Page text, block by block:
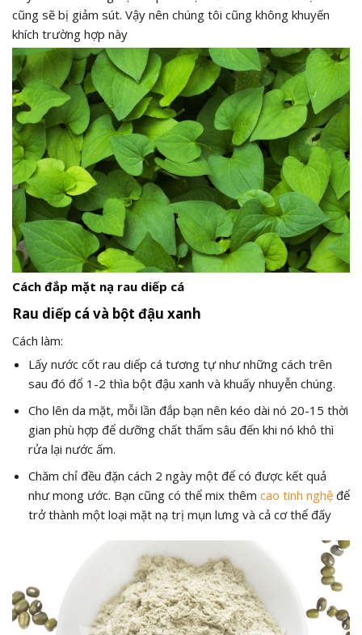
cũng sẽ bị giảm sút. Vậy nên chúng tôi cũng không khuyến
khích trường hợp này
Cách đắp mặt nạ rau diếp cá
Rau diếp cá và bột đậu xanh
Cách làm:
Lấy nước cốt rau diếp cá tương tự như những cách trên
sau đó đổ 1-2 thìa bột đậu xanh và khuấy nhuyễn chúng.
Cho lên da mặt, mỗi lần đắp bạn nên kéo dài nó 20-15 thời
gian phù hợp để dưỡng chất thấm sâu đến khi nó khô thì
rửa lại nước ấm.
Chăm chỉ đều đặn cách 2 ngày một để có được kết quả
như mong ước. Bạn cũng có thể mix thêm cao tinh nghệđể
trở thành một loại mặt nạ trị mụn lưng và cả cơ thể đấy